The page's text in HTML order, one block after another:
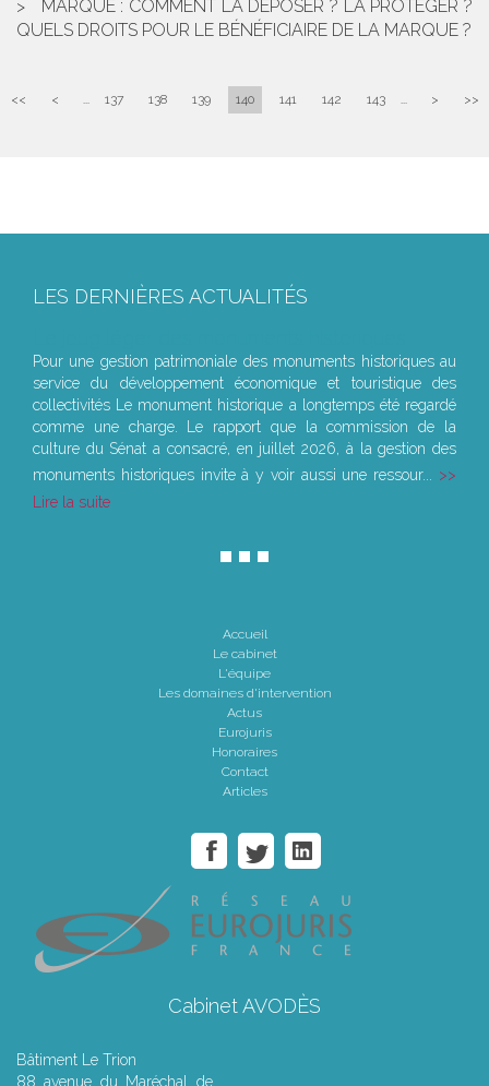
MARQUE : COMMENT LA DÉPOSER ? LA PROTÉGER ?
QUELS DROITS POUR LE BÉNÉFICIAIRE DE LA MARQUE ?
<< < ... 137 138 139 140 141 142 143 ... > >>
LES DERNIÈRES ACTUALITÉS
Pour une gestion patrimoniale des monuments historiques au
service du développement économique et touristique des
collectivités Le monument historique a longtemps été regardé
comme une charge. Le rapport que la commission de la
culture du Sénat a consacré, en juillet 2026, à la gestion des
monuments historiques invite à y voir aussi une ressour...
Lire la suite
Accueil
Le cabinet
L'équipe
Les domaines d'intervention
Actus
Eurojuris
Honoraires
Contact
Articles
Cabinet AVODÈS
Bâtiment Le Trion
88 avenue du Maréchal de